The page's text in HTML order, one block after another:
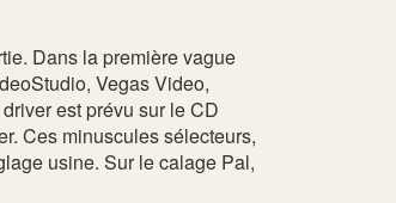
Dans la première vague
Vegas Video,
est prévu sur le CD
Ces minuscules sélecteurs,
usine. Sur le calage Pal,